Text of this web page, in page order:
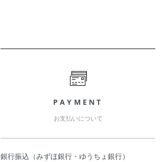
PAYMENT
お支払いについて
銀行振込（みずほ銀行・ゆうちょ銀行）